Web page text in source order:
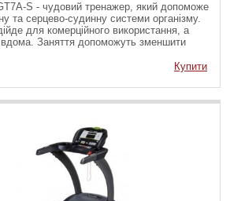
S - чудовий тренажер, який допоможе
та серцево-судинну системи організму.
для комерційного використання, а
Заняття допоможуть зменшити
формі. Оснащений сенсорним екраном з
більшого комфорту під час тренувань.
Купити